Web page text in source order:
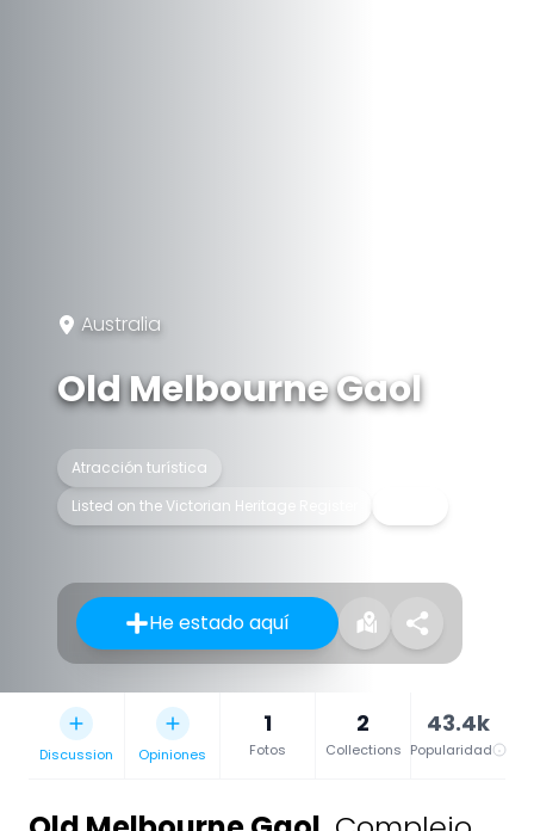
Australia
Old Melbourne Gaol
Atracción turística
Listed on the Victorian Heritage Register
He estado aquí
Discussion Opiniones
1
Fotos
2
Collections
43.4k
Popularidad